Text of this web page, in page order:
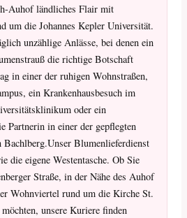
Auhof ländliches Flair mit
um die Johannes Kepler Universität.
unzählige Anlässe, bei denen ein
die richtige Botschaft
in einer der ruhigen Wohnstraßen,
ein Krankenhausbesuch im
oder ein
Partnerin in einer der gepflegten
Bachlberg.Unser Blumenlieferdienst
die eigene Westentasche. Ob Sie
Straße, in der Nähe des Auhof
Wohnviertel rund um die Kirche St.
unsere Kuriere finden